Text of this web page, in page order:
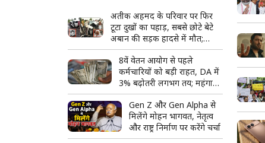
अतीक अहमद के परिवार पर फिर
टूटा दुखों का पहाड़, सबसे छोटे बेटे
अबान की सड़क हादसे में मौत;
अपराध से सत्ता तक और फिर
बिखरते कुनबे की पूरी कहानी
8वें वेतन आयोग से पहले
कर्मचारियों को बड़ी राहत, DA में
3% बढ़ोतरी लगभग तय; महंगाई
भत्ता 63% पहुंचने की उम्मीद
Gen Z और Gen Alpha से
मिलेंगे मोहन भागवत, नेतृत्व
और राष्ट्र निर्माण पर करेंगे चर्चा